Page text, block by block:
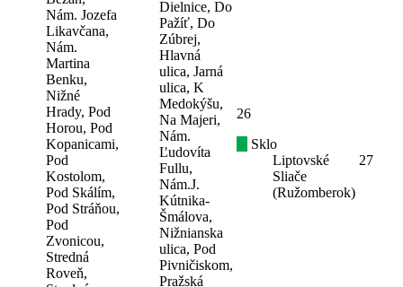
Nám. Jozefa
Likavčana,
Nám.
Martina
Benku,
Nižné
Hrady, Pod
Horou, Pod
Kopanicami,
Pod
Kostolom,
Pod Skálím,
Pod Stráňou,
Pod
Zvonicou,
Stredná
Roveň,
Dielnice, Do
Pažíť, Do
Zúbrej,
Hlavná
ulica, Jarná
ulica, K
Medokýšu,
Na Majeri,
Nám.
Ľudovíta
Fullu,
Nám.J.
Kútnika-
Šmálova,
Nižnianska
ulica, Pod
Pivničiskom,
Pražská
26
Sklo
Liptovské
Sliače
(Ružomberok)
27